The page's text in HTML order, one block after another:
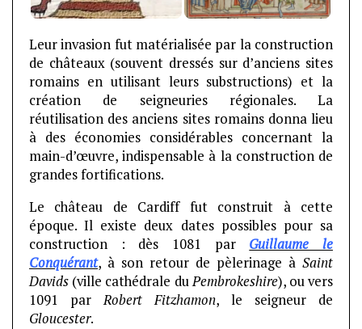
Leur invasion fut matérialisée par la construction
de châteaux (souvent dressés sur d’anciens sites
romains en utilisant leurs substructions) et la
création de seigneuries régionales. La
réutilisation des anciens sites romains donna lieu
à des économies considérables concernant la
main-d’œuvre, indispensable à la construction de
grandes fortifications.
Le château de Cardiff fut construit à cette
époque. Il existe deux dates possibles pour sa
construction : dès 1081 par Guillaume le
Conquérant, à son retour de pèlerinage à Saint
Davids (ville cathédrale duPembrokeshire), ou vers
1091 parRobert Fitzhamon, le seigneur de
Gloucester.